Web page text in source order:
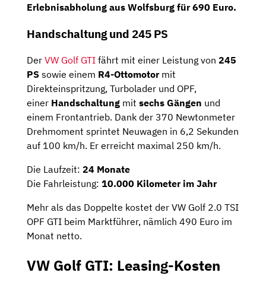
Erlebnisabholung aus Wolfsburg für 690 Euro.
Handschaltung und 245 PS
Der VW Golf GTI fährt mit einer Leistung von 245
PS sowie einem R4-Ottomotormit
Direkteinspritzung, Turbolader und OPF,
einer Handschaltung mit sechs Gängen und
einem Frontantrieb. Dank der 370 Newtonmeter
Drehmoment sprintet Neuwagen in 6,2 Sekunden
auf 100 km/h. Er erreicht maximal 250 km/h.
Die Laufzeit: 24 Monate
Die Fahrleistung: 10.000 Kilometer im Jahr
Mehr als das Doppelte kostet der VW Golf 2.0 TSI
OPF GTI beim Marktführer, nämlich 490 Euro im
Monat netto.
VW Golf GTI: Leasing-Kosten